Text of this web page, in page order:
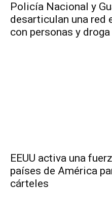
Policía Nacional y
desarticulan una red
con personas y
EEUU activa una
países de América
cárteles